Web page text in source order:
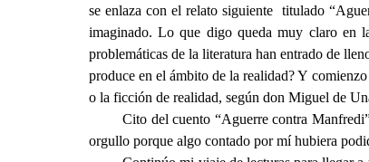
se enlaza con el relato siguiente titulado
imaginado. Lo que digo queda muy claro en
problemáticas de la literatura han entrado de
produce en el ámbito de la realidad? Y
o la ficción de realidad, según don Miguel de
Cito del cuento “Aguerre contra
orgullo porque algo contado por mí hubiera